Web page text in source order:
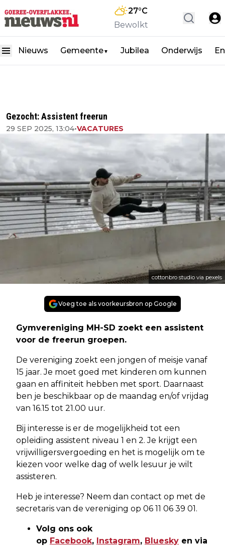
27°C
Bewolkt
Nieuws Gemeente▼ Jubilea Onderwijs
Gezocht: Assistent freerun
29 SEP 2025, 13:04•VACATURES
cottonbro studio via pexels
Voeg toe als voorkeursbron op Google
Gymvereniging MH-SD zoekt een assistent
voor de freerun groepen.
De vereniging zoekt een jongen of meisje vanaf
15 jaar. Je moet goed met kinderen om kunnen
gaan en affiniteit hebben met sport. Daarnaast
ben je beschikbaar op de maandag en/of vrijdag
van 16.15 tot 21.00 uur.
Bij interesse is er de mogelijkheid tot een
opleiding assistent niveau 1 en 2. Je krijgt een
vrijwilligersvergoeding en het is mogelijk om te
kiezen voor welke dag of welk lesuur je wilt
assisteren.
Heb je interesse? Neem dan contact op met de
secretaris van de vereniging op 06 11 06 39 01.
Volg ons ook
op Facebook, Instagram, Bluesky en via